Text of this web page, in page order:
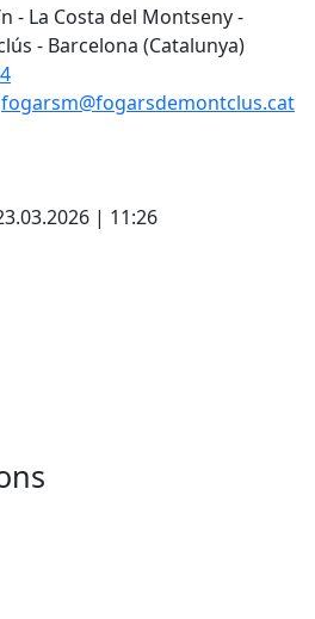
- La Costa del Montseny -
- Barcelona (Catalunya)
fogarsm@fogarsdemontclus.cat
| 11:26